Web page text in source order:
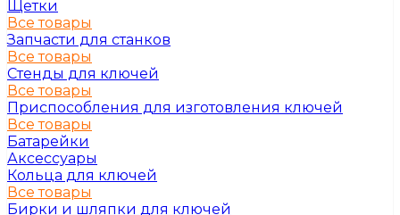
Щетки
Все товары
Запчасти для станков
Все товары
Стенды для ключей
Все товары
Приспособления для изготовления ключей
Все товары
Батарейки
Аксессуары
Кольца для ключей
Все товары
Бирки и шляпки для ключей